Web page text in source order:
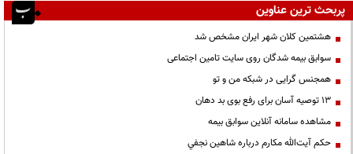
پربحث ترین عناوین
هشتمین کلان شهر ایران مشخص شد
سوابق بیمه شدگان روی سایت تامین اجتماعی
همجنس گرایی در شبکه من و تو
13 توصیه آسان برای رفع بوی بد دهان
مشاهده سامانه آنلاين سوابق بیمه
حكم آيت‌الله مكارم درباره شاهين نجفي